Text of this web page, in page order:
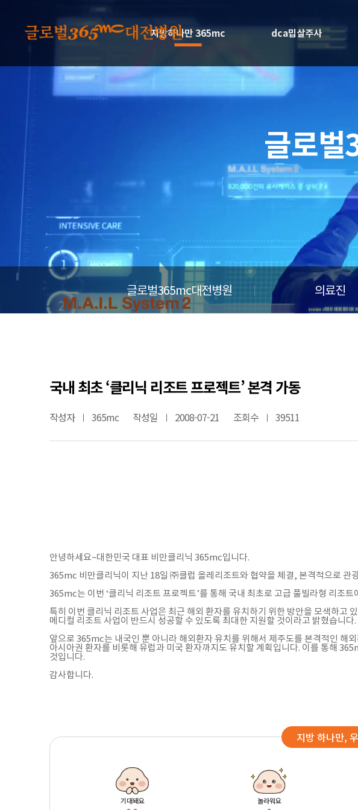
지방하나만 365mc dca밉살주사
글로
글로벌365mc대전병원 의료진
국내 최초 ‘클리닉 리조트 프로젝트’ 본격 가동
작성자 365mc 작성일 2008-07-21 조회수 39511
안녕하세요~대한민국 대표 비만클리닉 365mc입니다.
365mc 비만클리닉이 지난 18일 ㈜클럽 올레리조트와 협약을 체결, 본격적으로 관
365mc는 이번 ‘클리닉 리조트 프로젝트’를 통해 국내 최초로 고급 풀빌라형 리조
특히 이번 클리닉 리조트 사업은 최근 해외 환자를 유치하기 위한 방안을 모색하고
메디컬 리조트 사업이 반드시 성공할 수 있도록 최대한 지원할 것이라고 밝혔습니다.
앞으로 365mc는 내국인 뿐 아니라 해외환자 유치를 위해서 제주도를 본격적인 해
아시아권 환자를 비롯해 유럽과 미국 환자까지도 유치할 계획입니다. 이를 통해
것입니다.
감사합니다.
지방 하나만,
기대돼요 놀라워요